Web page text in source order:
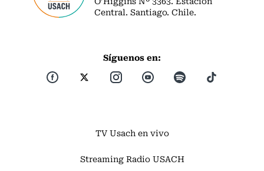
Central. Santiago. Chile.
Síguenos en:
TV Usach en vivo
Streaming Radio USACH